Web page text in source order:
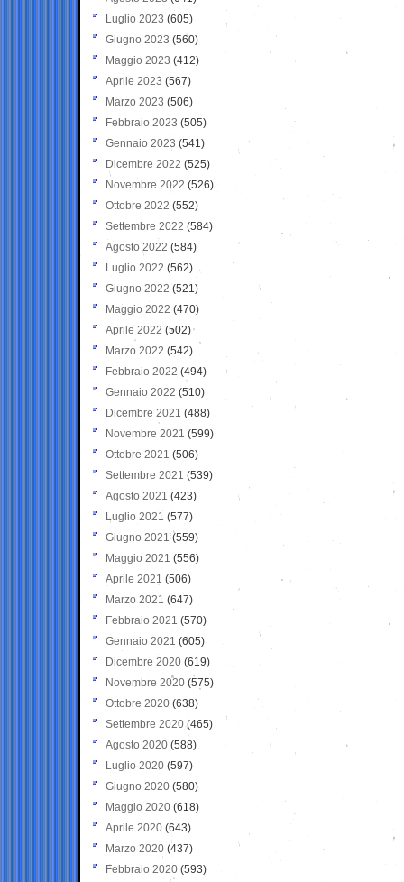
Luglio 2023 (605)
Giugno 2023 (560)
Maggio 2023 (412)
Aprile 2023 (567)
Marzo 2023 (506)
Febbraio 2023 (505)
Gennaio 2023 (541)
Dicembre 2022 (525)
Novembre 2022 (526)
Ottobre 2022 (552)
Settembre 2022 (584)
Agosto 2022 (584)
Luglio 2022 (562)
Giugno 2022 (521)
Maggio 2022 (470)
Aprile 2022 (502)
Marzo 2022 (542)
Febbraio 2022 (494)
Gennaio 2022 (510)
Dicembre 2021 (488)
Novembre 2021 (599)
Ottobre 2021 (506)
Settembre 2021 (539)
Agosto 2021 (423)
Luglio 2021 (577)
Giugno 2021(559)
Maggio 2021 (556)
Aprile 2021 (506)
Marzo 2021 (647)
Febbraio 2021 (570)
Gennaio 2021 (605)
Dicembre 2020 (619)
Novembre 2020 (575)
Ottobre 2020 (638)
Settembre 2020(465)
Agosto 2020 (588)
Luglio 2020 (597)
Giugno 2020 (580)
Maggio 2020 (618)
Aprile 2020 (643)
Marzo 2020 (437)
Febbraio 2020 (593)